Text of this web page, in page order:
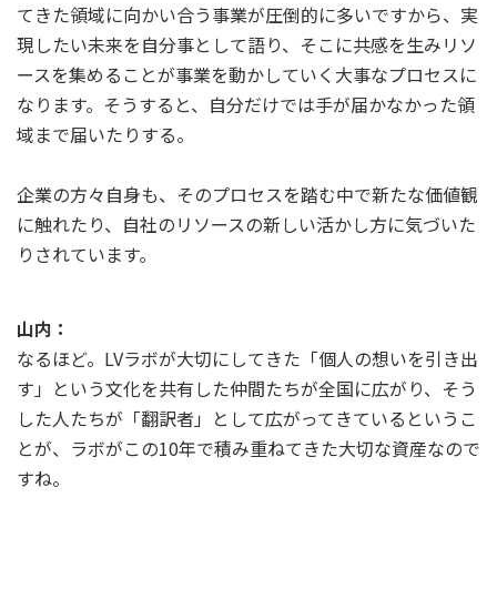
てきた領域に向かい合う事業が圧倒的に多いですから、実
現したい未来を自分事として語り、そこに共感を生みリソ
ースを集めることが事業を動かしていく大事なプロセスに
なります。そうすると、自分だけでは手が届かなかった領
域まで届いたりする。
企業の方々自身も、そのプロセスを踏む中で新たな価値観
に触れたり、自社のリソースの新しい活かし方に気づいた
りされています。
山内：
なるほど。LVラボが大切にしてきた「個人の想いを引き出
す」という文化を共有した仲間たちが全国に広がり、そう
した人たちが「翻訳者」として広がってきているというこ
とが、ラボがこの10年で積み重ねてきた大切な資産なので
すね。